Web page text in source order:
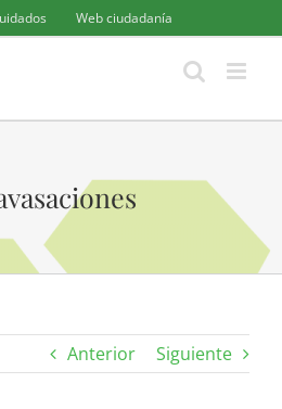
Web ciudadanía
Anterior Siguiente